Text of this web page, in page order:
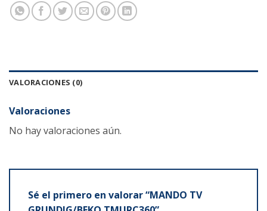
VALORACIONES (0)
Valoraciones
No hay valoraciones aún.
Sé el primero en valorar “MANDO TV